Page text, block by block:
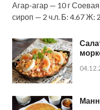
Агар-агар — 10 г
сироп — 2 ч.л. Б: 4.67 Ж: